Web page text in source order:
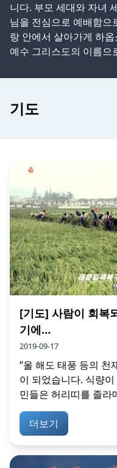
니다. 부모 세대와 자녀
님을 전심으로 예배함으
랑 안에서 살아가게 하옵
예수 그리스도의 이름으
기도
[기도] 사람이 회복
기에…
2019-09-17
“올 해도 태풍 등의 천
이 되었습니다. 식량
민들은 허리띠를 졸라
더보기